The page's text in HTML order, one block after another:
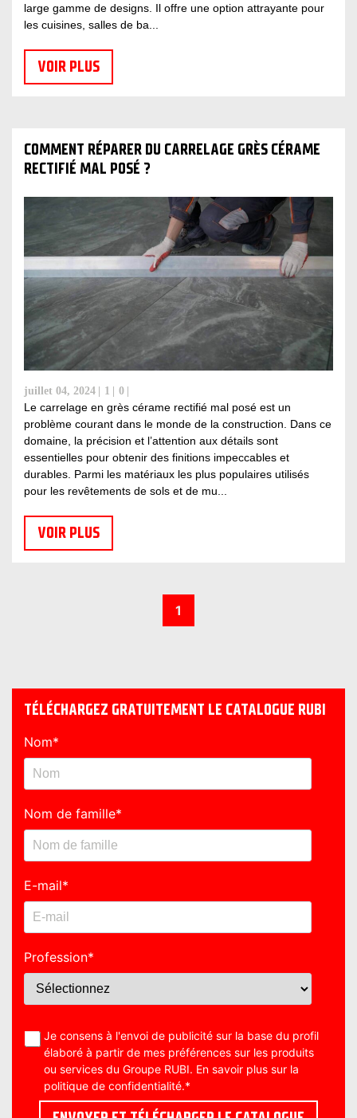
large gamme de designs. Il offre une option attrayante pour
les cuisines, salles de ba...
VOIR PLUS
COMMENT RÉPARER DU CARRELAGE GRÈS CÉRAME
RECTIFIÉ MAL POSÉ ?
juillet 04, 2024 1 0
Le carrelage en grès cérame rectifié mal posé est un
problème courant dans le monde de la construction. Dans ce
domaine, la précision et l’attention aux détails sont
essentielles pour obtenir des finitions impeccables et
durables. Parmi les matériaux les plus populaires utilisés
pour les revêtements de sols et de mu...
VOIR PLUS
1
TÉLÉCHARGEZ GRATUITEMENT LE CATALOGUE RUBI
Nom*
Nom de famille*
E-mail*
Profession*
Je consens à l'envoi de publicité sur la base du profil
élaboré à partir de mes préférences sur les produits
ou services du Groupe RUBI. En savoir plus sur la
politique de confidentialité.*